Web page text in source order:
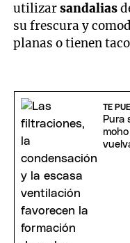
utilizarsandalias
su frescura y
planas o tienen
TE
Pura